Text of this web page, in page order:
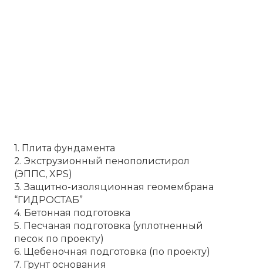
1. Плита фундамента
2. Экструзионный пенополистирол
(ЭППС, XPS)
3. Защитно-изоляционная геомембрана
“ГИДРОСТАБ”
4. Бетонная подготовка
5. Песчаная подготовка (уплотненный
песок по проекту)
6. Щебеночная подготовка (по проекту)
7. Грунт основания